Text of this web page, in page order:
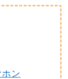
ン